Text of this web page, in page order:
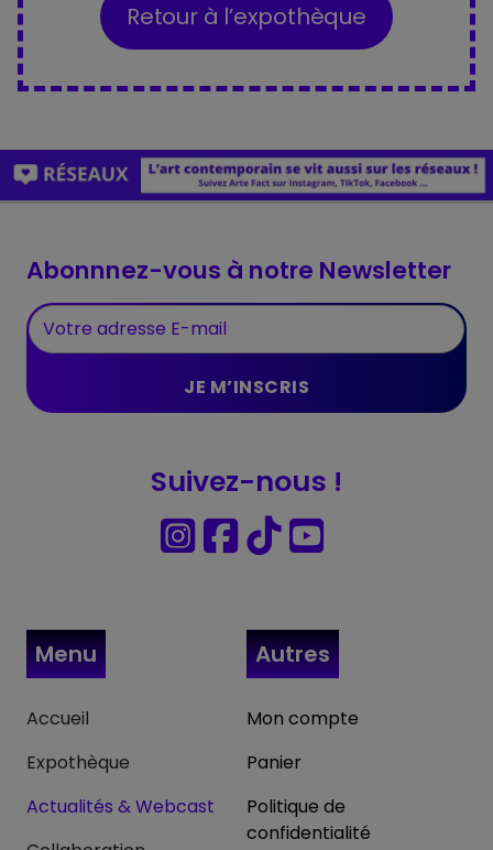
Retour à l’expothèque
Abonnnez-vous à notre Newsletter
Suivez-nous !
Menu
Accueil
Expothèque
Actualités & Webcast
Autres
Mon compte
Panier
Politique de
confidentialité